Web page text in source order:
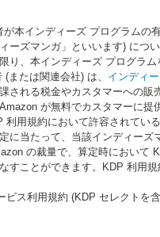
本インディーズ プログラム
ーズマンガ」といいます) につい
り、本インディーズ プログラ
または関連会社) は、 インディ
される税金やカスタマーへの
が無料でカスタマーに
用規約において許容されてい
に当たって、当該インディー
の裁量で、算定時において
すことができます。KDP 利用
ビス利用規約 (KDP セレクトを